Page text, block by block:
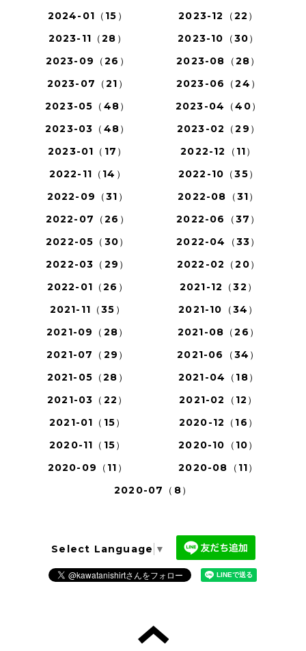
2024-01（15）
2023-12（22）
2023-11（28）
2023-10（30）
2023-09（26）
2023-08（28）
2023-07（21）
2023-06（24）
2023-05（48）
2023-04（40）
2023-03（48）
2023-02（29）
2023-01（17）
2022-12（11）
2022-11（14）
2022-10（35）
2022-09（31）
2022-08（31）
2022-07（26）
2022-06（37）
2022-05（30）
2022-04（33）
2022-03（29）
2022-02（20）
2022-01（26）
2021-12（32）
2021-11（35）
2021-10（34）
2021-09（28）
2021-08（26）
2021-07（29）
2021-06（34）
2021-05（28）
2021-04（18）
2021-03（22）
2021-02（12）
2021-01（15）
2020-12（16）
2020-11（15）
2020-10（10）
2020-09（11）
2020-08（11）
2020-07（8）
Select Language ▼